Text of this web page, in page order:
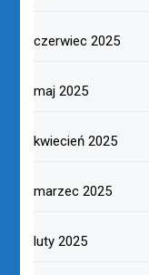
czerwiec 2025
maj 2025
kwiecień 2025
marzec 2025
luty 2025